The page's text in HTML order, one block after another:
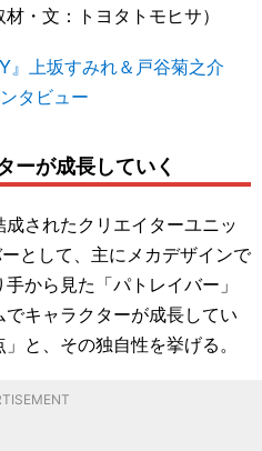
・文：トヨタトモヒサ）
』上坂すみれ＆戸谷菊之介
タビュー
ーが成長していく
されたクリエイターユニッ
として、主にメカデザインで
から見た「パトレイバー」
キャラクターが成長してい
と、その独自性を挙げる。